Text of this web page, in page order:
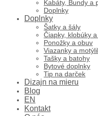
Kabáty, Bundy a
Doplnky
Doplnky
Šatky a šály
Čiapky, klobúky
Ponožky a obuv
Viazanky a
Tašky a batohy
Bytové doplnky
Tip na darček
Dizajn na mieru
Blog
EN
Kontakt